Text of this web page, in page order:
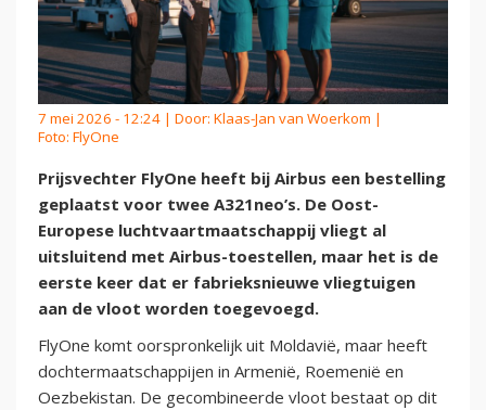
7 mei 2026 - 12:24 | Door: Klaas-Jan van Woerkom |
Foto: FlyOne
Prijsvechter FlyOne heeft bij Airbus een bestelling
geplaatst voor twee A321neo’s. De Oost-
Europese luchtvaartmaatschappij vliegt al
uitsluitend met Airbus-toestellen, maar het is de
eerste keer dat er fabrieksnieuwe vliegtuigen
aan de vloot worden toegevoegd.
FlyOne komt oorspronkelijk uit Moldavië, maar heeft
dochtermaatschappijen in Armenië, Roemenië en
Oezbekistan. De gecombineerde vloot bestaat op dit